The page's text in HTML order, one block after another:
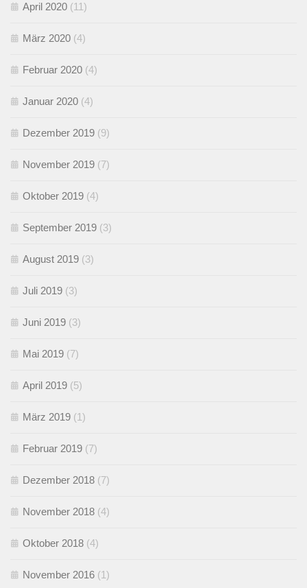
April 2020 (11)
März 2020 (4)
Februar 2020 (4)
Januar 2020 (4)
Dezember 2019 (9)
November 2019 (7)
Oktober 2019 (4)
September 2019 (3)
August 2019 (3)
Juli 2019 (3)
Juni 2019 (3)
Mai 2019 (7)
April 2019 (5)
März 2019 (1)
Februar 2019 (7)
Dezember 2018 (7)
November 2018 (4)
Oktober 2018 (4)
November 2016 (1)